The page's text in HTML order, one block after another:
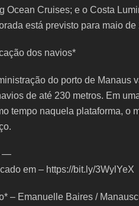
Ocean Cruises; e o Costa
está previsto para maio de
dos navios*
do porto de Manaus
de até 230 metros. Em
tempo naquela plataforma, o
—
em – https://bit.ly/3WylYeX
– Emanuelle Baires /